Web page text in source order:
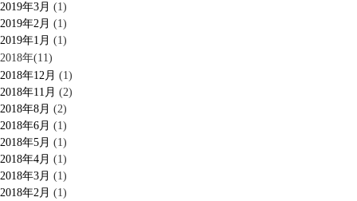
2019年3月 (1)
2019年2月 (1)
2019年1月 (1)
2018年(11)
2018年12月 (1)
2018年11月 (2)
2018年8月 (2)
2018年6月 (1)
2018年5月 (1)
2018年4月 (1)
2018年3月 (1)
2018年2月 (1)